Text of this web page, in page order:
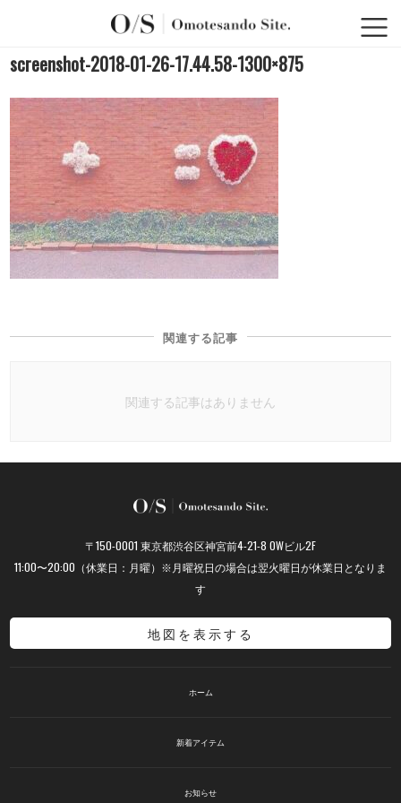
screenshot-2018-01-26-17.44.58-1300×875
関連する記事
関連する記事はありません
〒150-0001 東京都渋谷区神宮前4-21-8 OWビル2F
11:00〜20:00（休業日：月曜）※月曜祝日の場合は翌火曜日が休業日となりま
す
地図を表示する
ホーム
新着アイテム
お知らせ